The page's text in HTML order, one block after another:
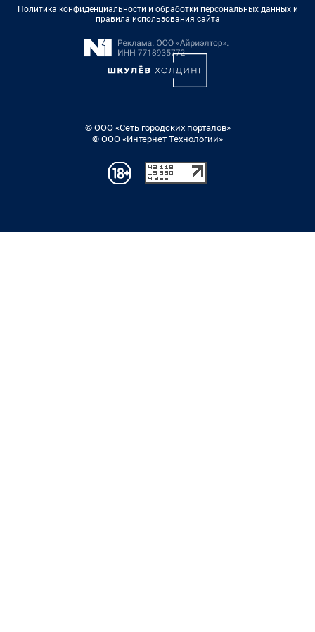
Политика конфиденциальности и обработки персональных данных и
правила использования сайта
© ООО «Сеть городских порталов»
© ООО «Интернет Технологии»